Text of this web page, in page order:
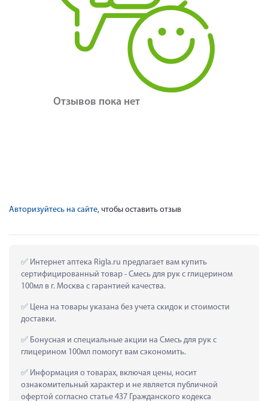
Отзывов пока нет
Авторизуйтесь на сайте, чтобы оставить отзыв
Интернет аптека Rigla.ru предлагает вам купить
сертифицированный товар - Смесь для рук с глицерином
100мл в г. Москва с гарантией качества.
Цена на товары указана без учета скидок и стоимости
доставки.
Бонусная и специальные акции на Смесь для рук с
глицерином 100мл помогут вам сэкономить.
Информация о товарах, включая цены, носит
ознакомительный характер и не является публичной
офертой согласно статье 437 Гражданского кодекса